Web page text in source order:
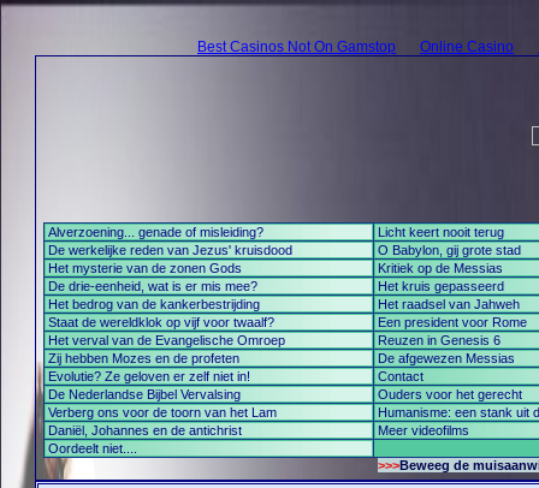
Best Casinos Not On Gamstop Online Casino
Alverzoening... genade of misleiding?
Licht keert nooit terug
De werkelijke reden van Jezus' kruisdood
O Babylon, gij grote stad
Het mysterie van de zonen Gods
Kritiek op de Messias
De drie-eenheid, wat is er mis mee?
Het kruis gepasseerd
Het bedrog van de kankerbestrijding
Het raadsel van Jahweh
Staat de wereldklok op vijf voor twaalf?
Een president voor Rome
Het verval van de Evangelische Omroep
Reuzen in Genesis 6
Zij hebben Mozes en de profeten
De afgewezen Messias
Evolutie? Ze geloven er zelf niet in!
Contact
De Nederlandse Bijbel Vervalsing
Ouders voor het gerecht
Verberg ons voor de toorn van het Lam
Humanisme: een stank uit
Daniël, Johannes en de antichrist
Meer videofilms
Oordeelt niet....
>>>Beweeg de